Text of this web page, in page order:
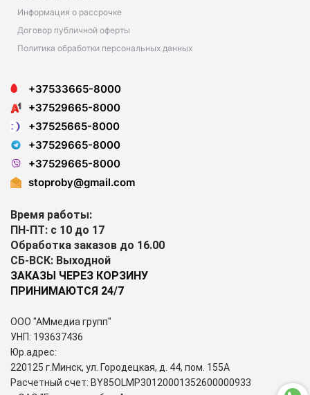
Информация о рассрочке
Договор публичной оферты
Политика обработки персональных данных
+37533665-8000
+37529665-8000
+37525665-8000
+37529665-8000
+37529665-8000
stoproby@gmail.com
Время работы:
ПН-ПТ: с 10 до 17
Обработка заказов до 16.00
СБ-ВСК: Выходной
ЗАКАЗЫ ЧЕРЕЗ КОРЗИНУ
ПРИНИМАЮТСЯ 24/7
ООО "АМмедиа групп"
УНП: 193637436
Юр.адрес:
220125 г.Минск, ул. Городецкая, д. 44, пом. 155А
Расчетный счет: BY85OLMP30120001352600000933